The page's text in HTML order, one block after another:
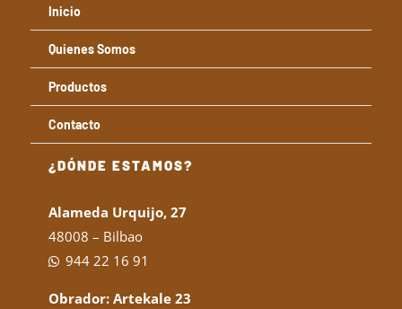
Inicio
Quienes Somos
Productos
Contacto
¿DÓNDE ESTAMOS?
Alameda Urquijo, 27
48008 – Bilbao
944 22 16 91
Obrador: Artekale 23